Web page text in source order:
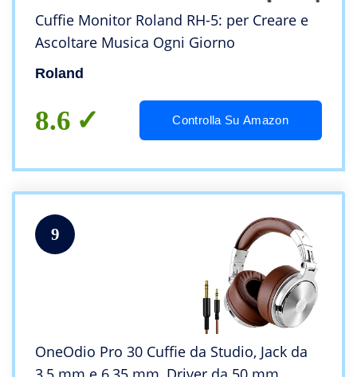
Cuffie Monitor Roland RH-5: per Creare e
Ascoltare Musica Ogni Giorno
Roland
8.6 Controlla Su Amazon
9
OneOdio Pro 30 Cuffie da Studio, Jack da